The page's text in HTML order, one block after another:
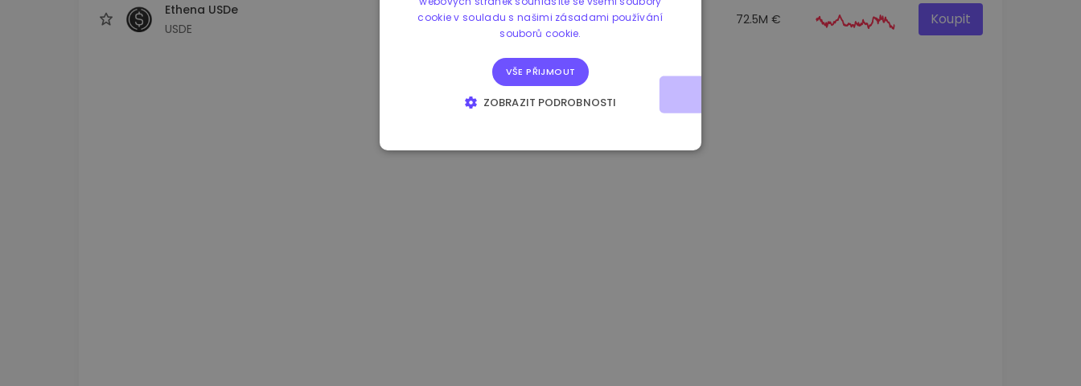
Ethena USDe
USDE
0.867648 € 0.00% 3.4B € 72.5M € Koupit
cookie v souladu s našimi zásadami používání
souborů cookie.
VŠE PŘIJMOUT
ZOBRAZIT PODROBNOSTI